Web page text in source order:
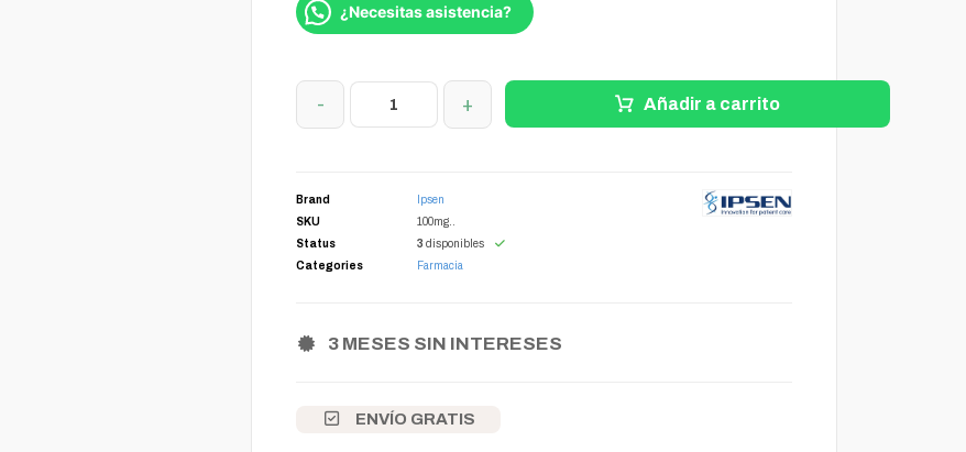
¿Necesitas asistencia?
- + Añadir a carrito
Brand
Ipsen
SKU
100mg..
Status
3 disponibles
Categories
Farmacia
3 MESES SIN INTERESES
ENVÍO GRATIS